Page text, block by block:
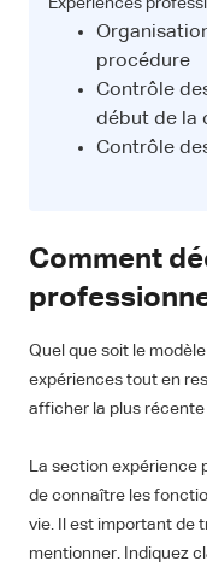
Expériences
procédure
Contrôle
début de la
Contrôle
Comment
Quel que soit le
expériences tout en
afficher la plus
La section expérience
de connaître les
vie. Il est important de
mentionner. Indiquez